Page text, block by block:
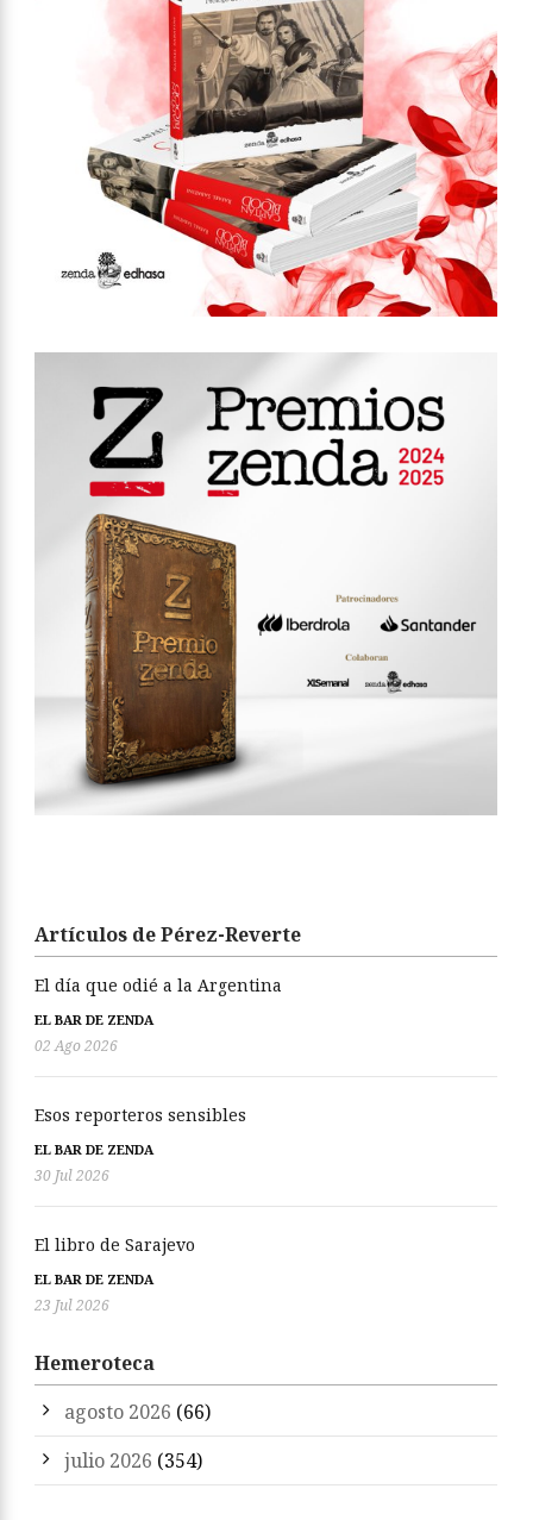
Artículos de Pérez-Reverte
El día que odié a la Argentina
EL BAR DE ZENDA
02 Ago 2026
Esos reporteros sensibles
EL BAR DE ZENDA
30 Jul 2026
El libro de Sarajevo
EL BAR DE ZENDA
23 Jul 2026
Hemeroteca
agosto 2026 (66)
julio 2026 (354)